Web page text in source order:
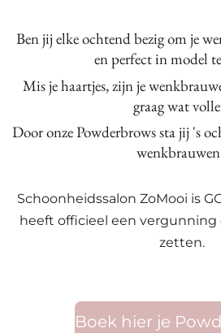
Ben jij elke ochtend bezig om je
en perfect in model
Mis je haartjes, zijn je
graag wat
Door onze Powderbrows sta jij 's
Schoonheidssalon ZoMooi is
heeft officieel een
zetten.
Boek hier je